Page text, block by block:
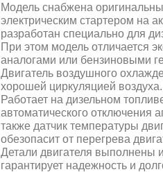
Модель снабжена
электрическим стартером на
разработан специально для
При этом модель отличается
аналогами или бензиновыми
Двигатель воздушного
хорошей циркуляцией воздуха.
Работает на дизельном
автоматического отключения
также датчик температуры
обезопасит от перегрева
Детали двигателя выполнены
гарантирует надежность и